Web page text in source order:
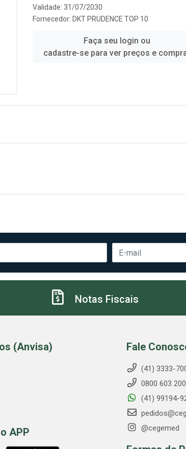
Validade: 31/07/2030
Fornecedor: DKT PRUDENCE TOP 10
Faça seu login ou
cadastre-se para ver preços e
Notas Fiscais
(Anvisa)
APP
Fale
(41) 3333-
0800 603
(41) 99194-
@cegemed